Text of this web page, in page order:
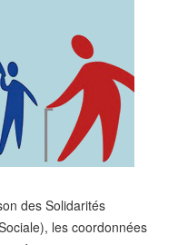
des Solidarités
les coordonnées